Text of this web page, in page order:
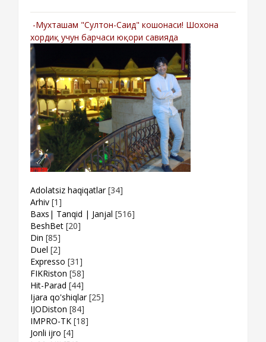
-Мухташам "Султон-Саид" кошонаси! Шохона
хордиқ учун барчаси юқори савияда
Adolatsiz haqiqatlar [34]
Arhiv [1]
Baxs| Tanqid | Janjal [516]
BeshBet [20]
Din [85]
Duel [2]
Expresso [31]
FIKRiston [58]
Hit-Parad [44]
Ijara qo'shiqlar [25]
IJODiston [84]
IMPRO-TK [18]
Jonli ijro [4]